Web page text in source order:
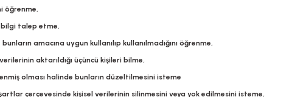
öğrenme,
bilgi talep etme,
amacına uygun kullanılıp kullanılmadığını öğrenme,
aktarıldığı üçüncü kişileri bilme,
olması halinde bunların düzeltilmesini isteme
çerçevesinde kişisel verilerinin silinmesini veya yok edilmesini isteme,